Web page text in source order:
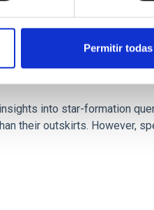
Permitir todas
, and Mg-
into star-formation
their outskirts. However,